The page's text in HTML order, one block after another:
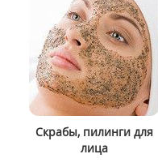
Скрабы, пилинги для
лица